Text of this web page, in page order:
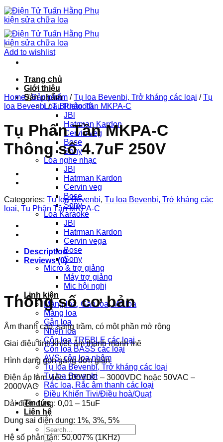
Chuyển
đến
nội
dung
Trang chủ
Giới thiệu
Sản phẩm
Loa Bluetooth
JBl
Hatrman Kardon
Cervin veg
Bose
Sony
Loa nghe nhạc
JBl
Hatrman Kardon
Cervin veg
Bose
Sony
Loa Karaoke
JBl
Hatrman Kardon
Cervin vega
Bose
Sony
Micro & trợ giảng
Máy trợ giảng
Mic hội nghị
Linh kiện
Màng loa, Gân loa, Mũ loa
Màng loa
Gân loa
Nhện loa
Côn loa TREBLE các loại
Côn loa BASS các loại
AVS: côn loa nhôm
Tụ loa Bevenbi, Trở kháng các loại
Tụ loa Bevenbi
Rắc loa, Rắc âm thanh các loại
Điều Khiển Tivi/Điều hoà/Quạt
Tin tức
Liên hệ
Search
for:
Add to wishlist
Home / Sản phẩm / Tụ loa Bevenbi, Trở kháng các loại / Tụ
loa Bevenbi / Tụ Phân Tần MKPA-C
Tụ Phân Tần MKPA-C
Thông số 4.7uF 250V
Categories: Tụ loa Bevenbi, Tụ loa Bevenbi, Trở kháng các
loại, Tụ Phân Tần MKPA-C
Description
Reviews (0)
Thông số cơ bản
Âm thanh cao, sáng trầm, có một phần mở rộng
Giai điệu tinh khiết, âm thanh mạnh mẽ
Hình dạng gọn gàng đơn giản
Điện áp làm việc: 100VDC – 3000VDC hoặc 50VAC –
2000VAC
Dải điện dung: 0,01 – 15uF
Dung sai điện dung: 1%, 3%, 5%
Hệ số phân tán: 50,007% (1KHz)